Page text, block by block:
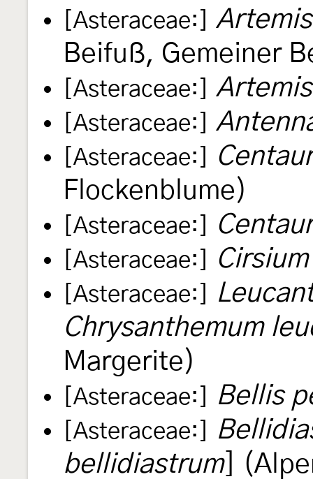
[Asteraceae:]
Beifuß, Gemeiner
[Asteraceae:]
[Asteraceae:]
[Asteraceae:]
Flockenblume)
[Asteraceae:]
[Asteraceae:] Cirsium
[Asteraceae:]
Chrysanthemum
Margerite)
[Asteraceae:] Bellis
[Asteraceae:]
bellidiastrum]